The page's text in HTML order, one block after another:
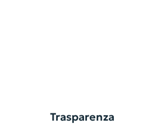
Trasparenza